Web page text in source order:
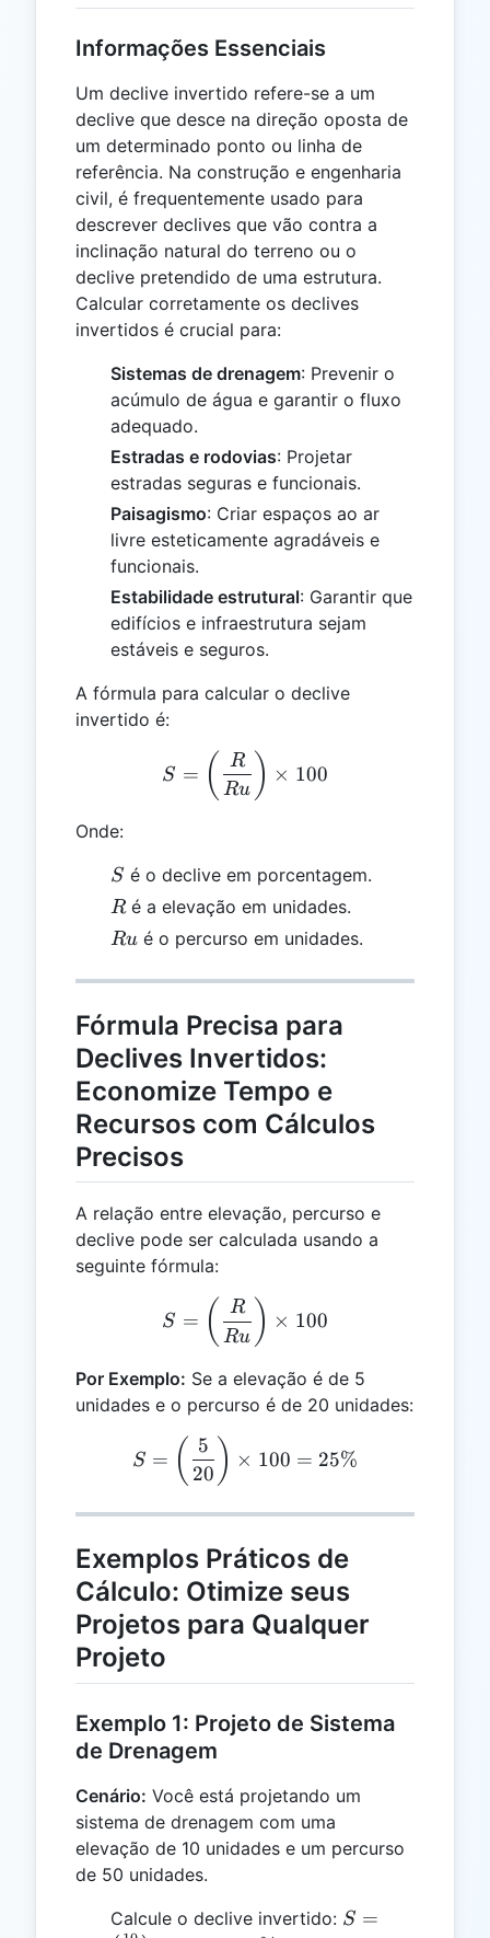
Informações Essenciais
Um declive invertido refere-se a um
declive que desce na direção oposta de
um determinado ponto ou linha de
referência. Na construção e engenharia
civil, é frequentemente usado para
descrever declives que vão contra a
inclinação natural do terreno ou o
declive pretendido de uma estrutura.
Calcular corretamente os declives
invertidos é crucial para:
Sistemas de drenagem: Prevenir o
acúmulo de água e garantir o fluxo
adequado.
Estradas e rodovias: Projetar
estradas seguras e funcionais.
Paisagismo: Criar espaços ao ar
livre esteticamente agradáveis e
funcionais.
Estabilidade estrutural: Garantir que
edifícios e infraestrutura sejam
estáveis e seguros.
A fórmula para calcular o declive
invertido é:
S =
S = ( Ru
R ) × 100
Onde:
S
S é o declive em porcentagem.
R
Ré a elevação em unidades.
Ru
Ru é o percurso em unidades.
Fórmula Precisa para
Declives Invertidos:
Economize Tempo e
Recursos com Cálculos
Precisos
A relação entre elevação, percurso e
declive pode ser calculada usando a
seguinte fórmula:
S =
S = ( Ru
R ) × 100
Por Exemplo: Se a elevação é de 5
unidades e o percurso é de 20 unidades:
S =
S = ( 20
5 ) × 100 = 25%
Exemplos Práticos de
Cálculo: Otimize seus
Projetos para Qualquer
Projeto
Exemplo 1: Projeto de Sistema
de Drenagem
Cenário: Você está projetando um
sistema de drenagem com uma
elevação de 10 unidades e um percurso
de 50 unidades.
Calcule o declive invertido: S =
S =